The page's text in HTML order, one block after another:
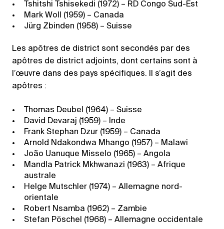
Tshitshi Tshisekedi (1972) – RD Congo Sud-Est
Mark Woll (1959) – Canada
Jürg Zbinden (1958) – Suisse
Les apôtres de district sont secondés par des
apôtres de district adjoints, dont certains sont à
l’œuvre dans des pays spécifiques. Il s’agit des
apôtres :
Thomas Deubel (1964) – Suisse
David Devaraj (1959) – Inde
Frank Stephan Dzur (1959) – Canada
Arnold Ndakondwa Mhango (1957) – Malawi
João Uanuque Misselo (1965) – Angola
Mandla Patrick Mkhwanazi (1963) – Afrique
australe
Helge Mutschler (1974) – Allemagne nord-
orientale
Robert Nsamba (1962) – Zambie
Stefan Pöschel (1968) – Allemagne occidentale